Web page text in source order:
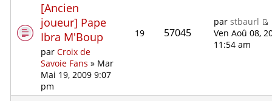
[Ancien
joueur] Pape
Ibra M'Boup
parCroix de
Savoie Fans » Mar
Mai 19, 2009 9:07
pm
19 57045
parstbaurl
Ven Aoû 08,
11:54 am